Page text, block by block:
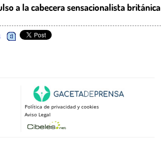
a la cabecera sensacionalista británica
Política de privacidad y cookies
Aviso Legal